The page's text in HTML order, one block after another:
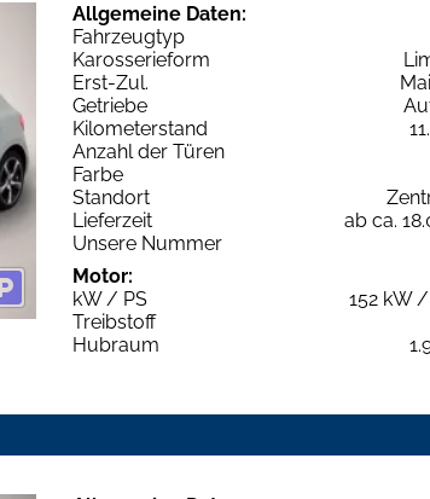
Allgemeine Daten:
Fahrzeugtyp
Karosserieform
Erst-Zul.
Getriebe
Kilometerstand
Anzahl der Türen
Farbe
Standort
Lieferzeit
ab ca.
Unsere Nummer
Motor:
kW / PS
152 kW
Treibstoff
Hubraum